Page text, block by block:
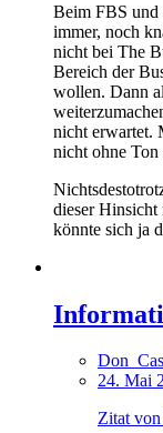
Beim FBS und
immer, noch
nicht bei The
Bereich der
wollen. Dann
nicht erwartet.
nicht ohne Ton
dieser
könnte sich ja
24. Mai
Zitat